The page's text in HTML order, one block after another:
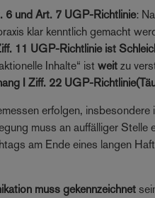
6 und Art. 7 UGP-Richtlinie:
klar kenntlich gemacht
11 UGP-Richtlinie ist
Inhalte“ istweit zu
I Ziff. 22 UGP-
erfolgen, insbesondere
muss an auffälliger
am Ende eines langen
muss gekennzeichnet